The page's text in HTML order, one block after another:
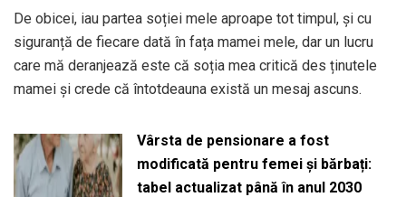
De obicei, iau partea soției mele aproape tot timpul, și cu
siguranță de fiecare dată în fața mamei mele, dar un lucru
care mă deranjează este că soția mea critică des ținutele
mamei și crede că întotdeauna există un mesaj ascuns.
Vârsta de pensionare a fost
modificată pentru femei și bărbați:
tabel actualizat până în anul 2030